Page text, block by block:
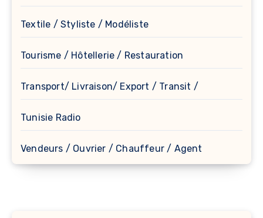
Textile / Styliste / Modéliste
Tourisme / Hôtellerie / Restauration
Transport/ Livraison/ Export / Transit /
Tunisie Radio
Vendeurs / Ouvrier / Chauffeur / Agent